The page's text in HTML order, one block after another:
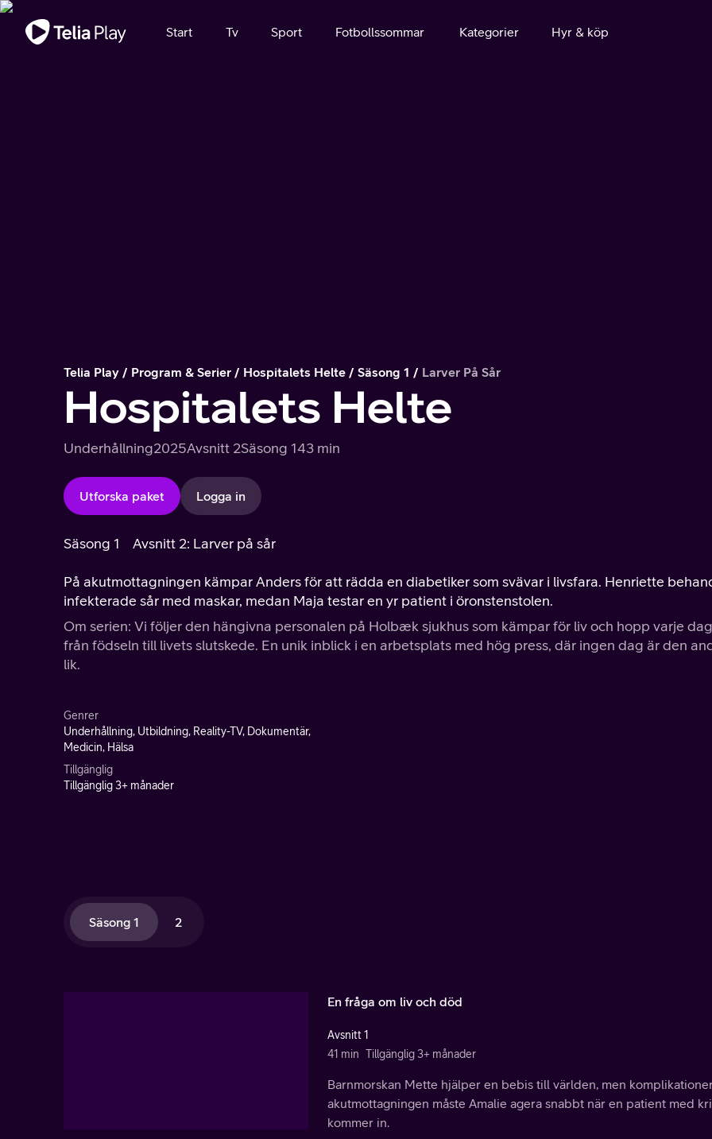
Viktigt meddelande
Start Tv Sport Fotbollssommar Kategorier Hyr & köp
Telia Play Program & Serier Hospitalets Helte Säsong 1 Larver På Sår
Hospitalets Helte
Underhållning2025Avsnitt 2Säsong 143 min
Utforska paket Logga in
Säsong 1 Avsnitt 2: Larver på sår
På akutmottagningen kämpar Anders för att rädda en diabetiker som svävar i livsfara. Henriette
infekterade sår med maskar, medan Maja testar en yr patient i öronstenstolen.
Om serien: Vi följer den hängivna personalen på Holbæk sjukhus som kämpar för liv och hopp varje
från födseln till livets slutskede. En unik inblick i en arbetsplats med hög press, där ingen dag är den
lik.
Genrer
Underhållning, Utbildning, Reality-TV, Dokumentär,
Medicin, Hälsa
Tillgänglig
Tillgänglig 3+ månader
Säsong 1 2
En fråga om liv och död
Avsnitt 1
41 min Tillgänglig 3+ månader
Barnmorskan Mette hjälper en bebis till världen, men
akutmottagningen måste Amalie agera snabbt när en patient med
kommer in.